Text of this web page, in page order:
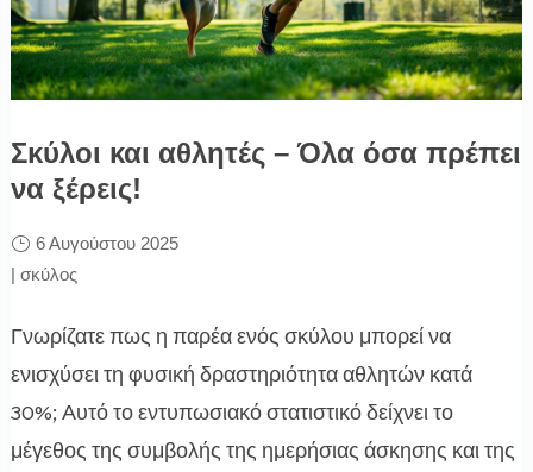
Σκύλοι και αθλητές – Όλα όσα πρέπει
να ξέρεις!
6 Αυγούστου 2025
| σκύλος
Γνωρίζατε πως η παρέα ενός σκύλου μπορεί να
ενισχύσει τη φυσική δραστηριότητα αθλητών κατά
30%; Αυτό το εντυπωσιακό στατιστικό δείχνει το
μέγεθος της συμβολής της ημερήσιας άσκησης και της